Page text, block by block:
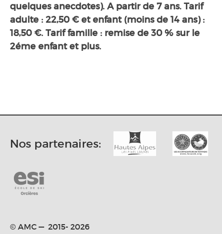
quelques anecdotes). A partir de 7 ans. Tarif
adulte : 22,50 € et enfant (moins de 14 ans) :
18,50 €. Tarif famille : remise de 30 % sur le
2éme enfant et plus.
Nos partenaires:
© AMC — 2015- 2026